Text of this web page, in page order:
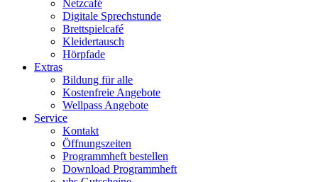
Netzcafé
Digitale Sprechstunde
Brettspielcafé
Kleidertausch
Hörpfade
Extras
Bildung für alle
Kostenfreie Angebote
Wellpass Angebote
Service
Kontakt
Öffnungszeiten
Programmheft bestellen
Download Programmheft